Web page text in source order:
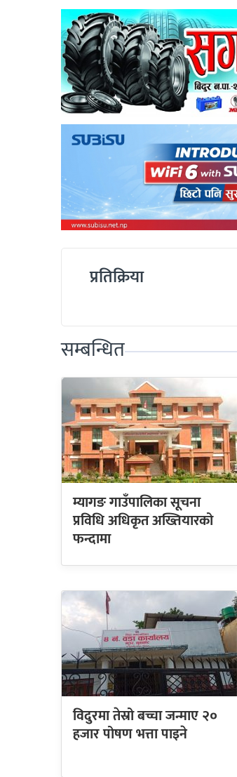
प्रतिक्रिया
सम्बन्धित
म्यागङ गाउँपालिका सूचना
प्रविधि अधिकृत अख्तियारको
फन्दामा
विदुरमा तेस्रो बच्चा जन्माए २०
हजार पोषण भत्ता पाइने